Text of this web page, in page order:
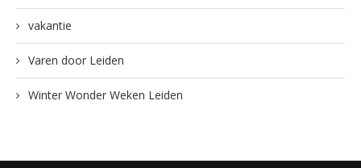
vakantie
Varen door Leiden
Winter Wonder Weken Leiden